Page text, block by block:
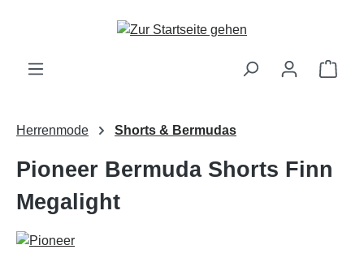
Zum Hauptinhalt springen
Herrenmode Shorts & Bermudas
Pioneer Bermuda Shorts Finn
Megalight